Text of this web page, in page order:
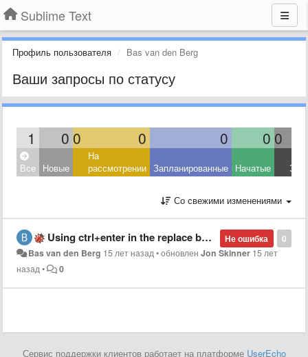
Sublime Text
Профиль пользователя Bas van den Berg
Ваши запросы по статусу
1 0 0 0 0 0 0
Все Новые
На
рассмотрении Запланированные Начатые
Со свежими изменениями
0
Не ошибка
Using ctrl+enter in the replace box makes it bug out
Bas van den Berg 15 лет назад•обновленJon Skinner 15 лет
назад• 0
Сервис поддержки клиентов работает на платформе UserEcho